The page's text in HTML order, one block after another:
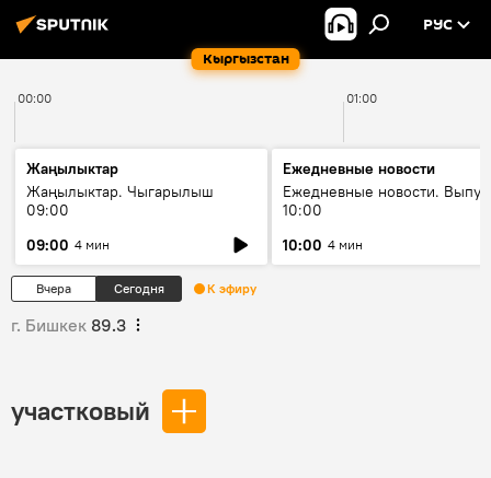
Кыргызстан
РУС
00:00 01:00
Жаңылыктар
Жаңылыктар. Чыгарылыш
09:00
09:00 4 мин
Ежедневные новости
Ежедневные новости.
10:00
10:00 4 мин
Вчера Сегодня К эфиру
г. Бишкек 89.3
участковый